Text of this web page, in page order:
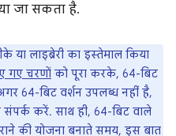
जा सकता है.
या लाइब्रेरी का इस्तेमाल किया
गए चरणों को पूरा करके, 64-बिट
64-बिट वर्शन उपलब्ध नहीं है,
संपर्क करें. साथ ही, 64-बिट वाले
की योजना बनाते समय, इस बात